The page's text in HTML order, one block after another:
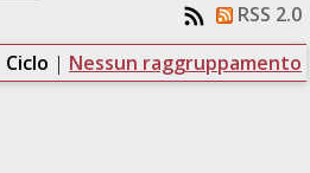
RSS 2.0
Ciclo | Nessun raggruppamento